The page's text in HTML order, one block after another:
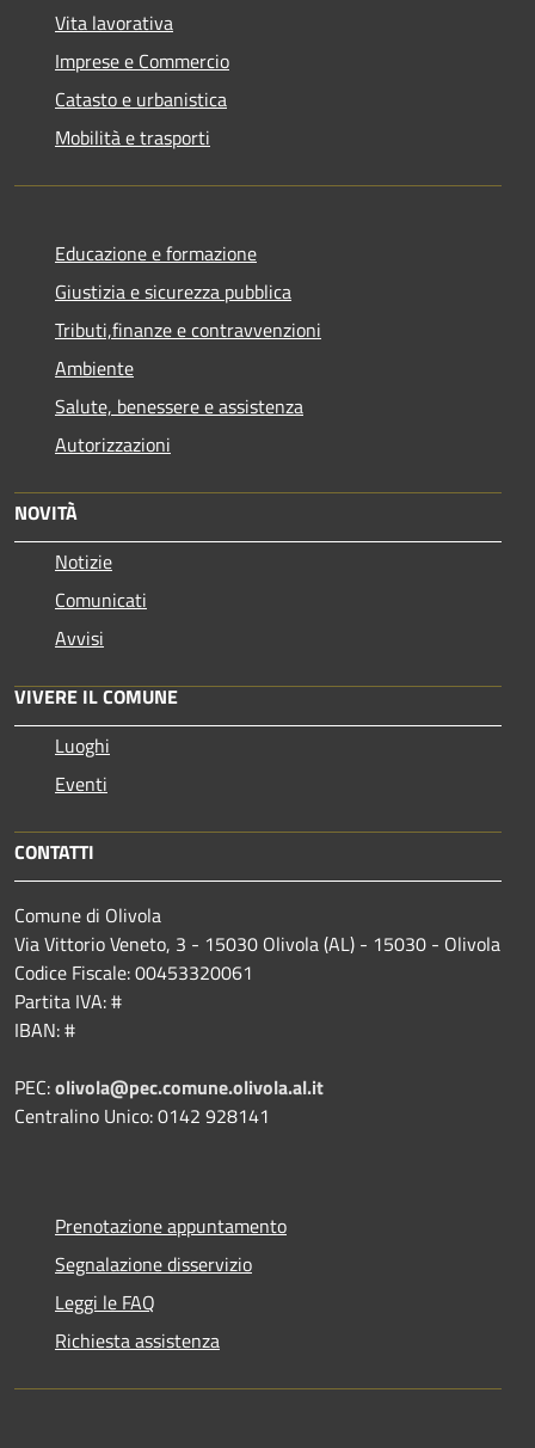
Vita lavorativa
Imprese e Commercio
Catasto e urbanistica
Mobilità e trasporti
Educazione e formazione
Giustizia e sicurezza pubblica
Tributi,finanze e contravvenzioni
Ambiente
Salute, benessere e assistenza
Autorizzazioni
NOVITÀ
Notizie
Comunicati
Avvisi
VIVERE IL COMUNE
Luoghi
Eventi
CONTATTI
Comune di Olivola
Via Vittorio Veneto, 3 - 15030 Olivola (AL) - 15030 - Olivola
Codice Fiscale: 00453320061
Partita IVA: #
IBAN: #
PEC:olivola@pec.comune.olivola.al.it
Centralino Unico: 0142 928141
Prenotazione appuntamento
Segnalazione disservizio
Leggi le FAQ
Richiesta assistenza